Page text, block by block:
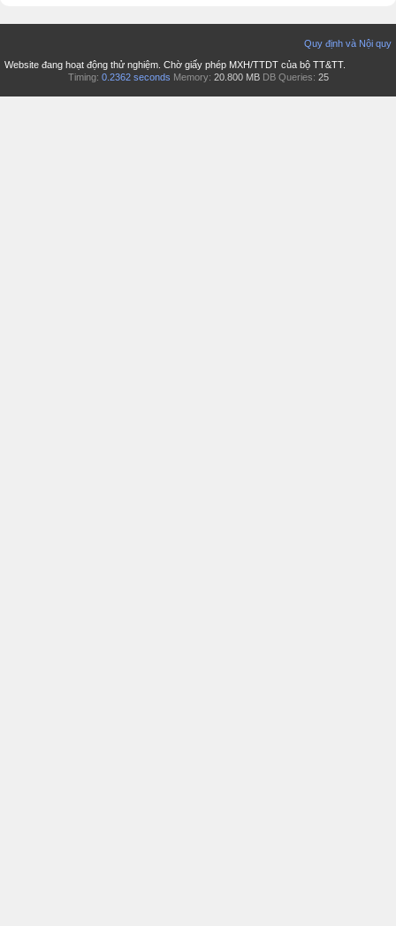
Quy định và Nội quy
Website đang hoạt động thử nghiệm. Chờ giấy phép MXH/TTDT của bộ TT&TT.
Timing: 0.2362 seconds Memory: 20.800 MB DB Queries: 25